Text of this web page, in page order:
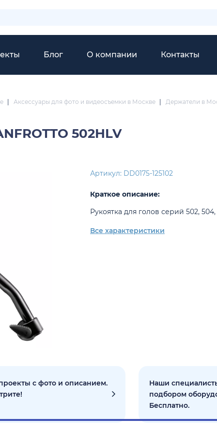
Блог О компании Контакты
Аксессуары для фото и видеосъемки в Москве Держатели в
502HLV
Артикул: DD0175-125102
Краткое описание:
Рукоятка для голов серий 502,
Все характеристики
с фото и описанием.
Наши
подбором
Бесплатно.